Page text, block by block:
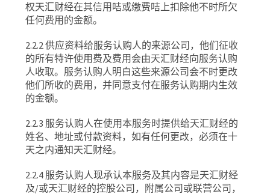
权天汇财经在其信用咭或缴费咭上扣除他不时所欠
任何费用的金额。
2.2.2供应资料给服务认购人的来源公司，他们征收
的所有特许使用费及费用会由天汇财经向服务认购
人收取。服务认购人明白这些来源公司会不时更改
他们所收的费用，并同意支付在服务认购期内生效
的金额。
2.2.3 服务认购人在使用本服务时提供给天汇财经的
姓名、地址或付款资料，如有任何更改，必须在十
天之内通知天汇财经。
2.2.4 服务认购人现承认本服务及其内容是天汇财经
及/或天汇财经的控股公司，附属公司或联营公司，